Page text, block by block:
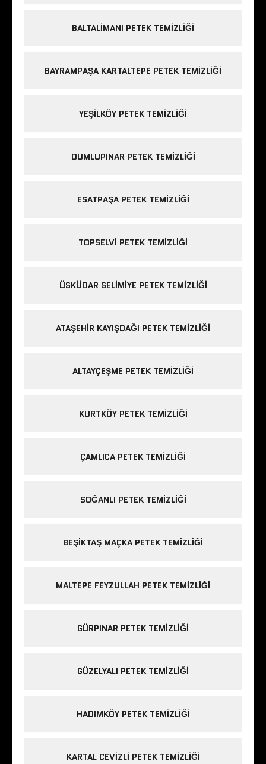
BALTALIMANI PETEK TEMIZLIĞI
BAYRAMPAŞA KARTALTEPE PETEK TEMIZLIĞI
YEŞILKÖY PETEK TEMIZLIĞI
DUMLUPINAR PETEK TEMIZLIĞI
ESATPAŞA PETEK TEMIZLIĞI
TOPSELVI PETEK TEMIZLIĞI
ÜSKÜDAR SELIMIYE PETEK TEMIZLIĞI
ATAŞEHIR KAYIŞDAĞI PETEK TEMIZLIĞI
ALTAYÇEŞME PETEK TEMIZLIĞI
KURTKÖY PETEK TEMIZLIĞI
ÇAMLICA PETEK TEMIZLIĞI
SOĞANLI PETEK TEMIZLIĞI
BEŞIKTAŞ MAÇKA PETEK TEMIZLIĞI
MALTEPE FEYZULLAH PETEK TEMIZLIĞI
GÜRPINAR PETEK TEMIZLIĞI
GÜZELYALI PETEK TEMIZLIĞI
HADIMKÖY PETEK TEMIZLIĞI
KARTAL CEVIZLI PETEK TEMIZLIĞI